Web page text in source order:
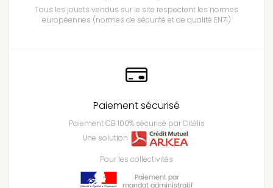
Tous les jouets vendus sur le site respectent les normes
européennes (normes de sécurité et de qualité EN71)
Paiement sécurisé
Paiement CB 100% sécurisé par Citélis
Une solution
Pour les collectivités